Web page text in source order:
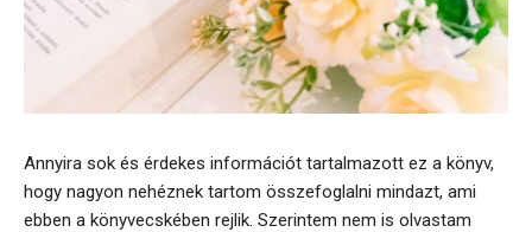
Annyira sok és érdekes információt tartalmazott ez a könyv,
hogy nagyon nehéznek tartom összefoglalni mindazt, ami
ebben a könyvecskében rejlik. Szerintem nem is olvastam